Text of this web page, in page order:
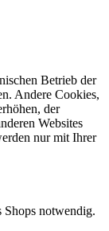
Betrieb der
Andere Cookies,
der
Websites
nur mit Ihrer
notwendig.